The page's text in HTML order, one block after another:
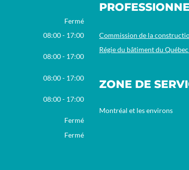
Fermé
08:00 - 17:00
08:00 - 17:00
08:00 - 17:00
08:00 - 17:00
Fermé
Fermé
Commission de la
Régie du bâtiment du
ZONE DE
Montréal et les environs